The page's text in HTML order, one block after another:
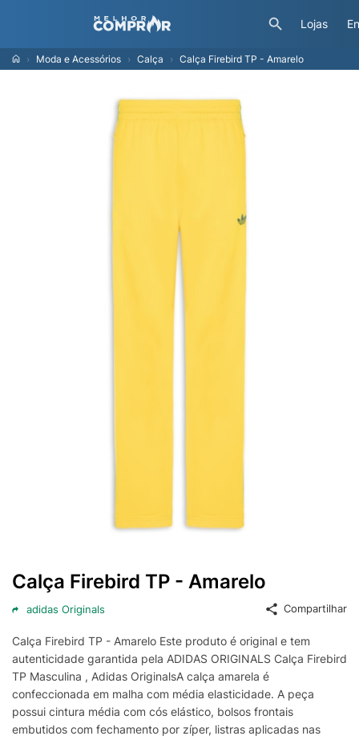
Lojas
Moda e Acessórios Calça Calça Firebird TP - Amarelo
Calça Firebird TP - Amarelo
adidas Originals Compartilhar
Calça Firebird TP - Amarelo Este produto é original e tem
autenticidade garantida pela ADIDAS ORIGINALS Calça Firebird
TP Masculina , Adidas OriginalsA calça amarela é
confeccionada em malha com média elasticidade. A peça
possui cintura média com cós elástico, bolsos frontais
embutidos com fechamento por zíper, listras aplicadas nas